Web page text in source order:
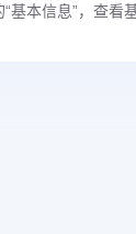
本信息”，查看